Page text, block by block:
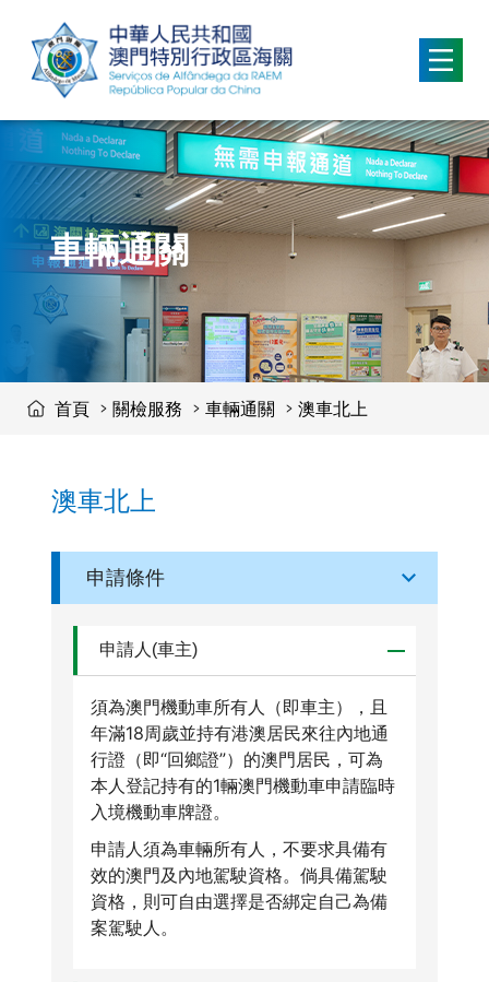
移動到内容區域
車輛通關
首頁 關檢服務 車輛通關 澳車北上
澳車北上
申請條件
申請人(車主)
須為澳門機動車所有人（即車主），且
年滿18周歲並持有港澳居民來往內地通
行證（即“回鄉證”）的澳門居民，可為
本人登記持有的1輛澳門機動車申請臨時
入境機動車牌證。
申請人須為車輛所有人，不要求具備有
效的澳門及內地駕駛資格。倘具備駕駛
資格，則可自由選擇是否綁定自己為備
案駕駛人。